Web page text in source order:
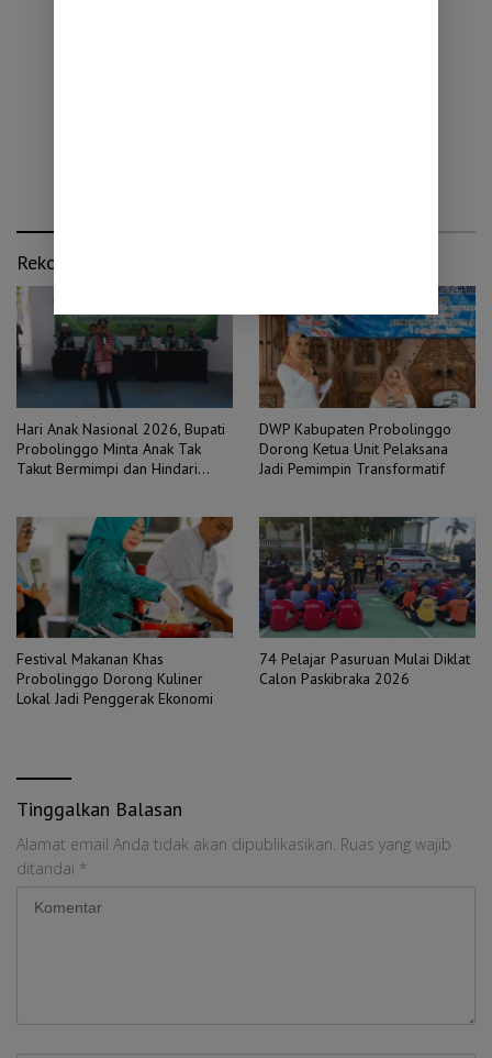
Rekomendasi untuk kamu
Hari Anak Nasional 2026, Bupati
Probolinggo Minta Anak Tak
Takut Bermimpi dan Hindari
DWP Kabupaten Probolinggo
Dorong Ketua Unit Pelaksana
Jadi Pemimpin Transformatif
Festival Makanan Khas
Probolinggo Dorong Kuliner
Lokal Jadi Penggerak Ekonomi
74 Pelajar Pasuruan Mulai Diklat
Calon Paskibraka 2026
Tinggalkan Balasan
Alamat email Anda tidak akan dipublikasikan. Ruas yang wajib
ditandai *